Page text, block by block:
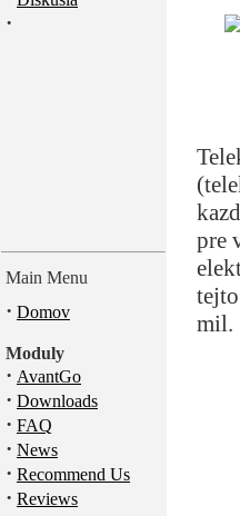
·
Main Menu
· Domov
Moduly
· AvantGo
· Downloads
· FAQ
· News
· Recommend Us
· Reviews
pre
mil.